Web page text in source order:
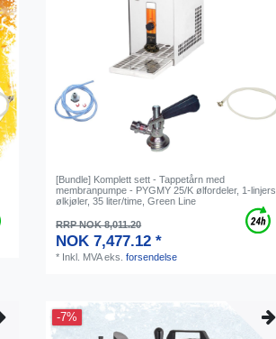
[Bundle] Komplett sett - Tappetårn med
membranpumpe - PYGMY 25/K ølfordeler, 1-linjers
ølkjøler, 35 liter/time, Green Line
RRP NOK 8,011.20
NOK 7,477.12 *
* Inkl. MVAeks.forsendelse
-7%